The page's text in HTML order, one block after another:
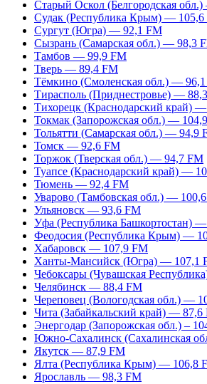
Старый Оскол (Белгородская
Судак (Республика Крым) — 105,6
Сургут (Югра) — 92,1 FM
Сызрань (Самарская обл.) — 98,3
Тамбов — 99,9 FM
Тверь — 89,4 FM
Тёмкино (Смоленская обл.) —
Тирасполь (Приднестровье) —
Тихорецк (Краснодарский край)
Токмак (Запорожская обл.) —
Тольятти (Самарская обл.) — 94,9
Томск — 92,6 FM
Торжок (Тверская обл.) — 94,7 FM
Туапсе (Краснодарский край) —
Тюмень — 92,4 FM
Уварово (Тамбовская обл.) —
Ульяновск — 93,6 FM
Уфа (Республика Башкортостан)
Феодосия (Республика Крым) —
Хабаровск — 107,9 FM
Ханты-Мансийск (Югра) — 107,1
Чебоксары (Чувашская
Челябинск — 88,4 FM
Череповец (Вологодская обл.) —
Чита (Забайкальский край) — 87,6
Энергодар (Запорожская обл.) –
Южно-Сахалинск (Сахалинская
Якутск — 87,9 FM
Ялта (Республика Крым) — 106,8
Ярославль — 98,3 FM